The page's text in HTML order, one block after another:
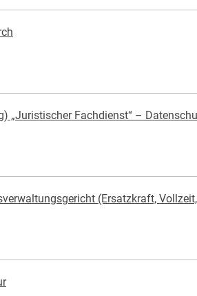
„Juristischer Fachdienst“ –
(Ersatzkraft,